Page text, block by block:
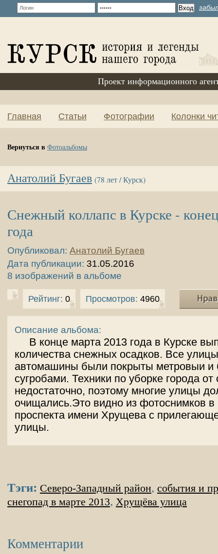
Проект информационного
Главная Статьи Фотографии Колонки
Вернуться в Фотоальбомы
Анатолий Бугаев (78 лет / Курск)
Снежный коллапс в Курске -
года
Опубликовал: Анатолий Бугаев
Дата публикации: 31.05.2016
8 изображений в альбоме
Рейтинг: 0 Просмотров: 4960
Описание альбома:
В конце марта 2013 года в Курске
количества снежных осадков. Все
автомашины были покрыты метровыи и
сугробами. Техники по уборке города
недостаточно, поэтому многие улицы
очищались.Это видно из фотоснимков в
проспекта имени Хрущева с
улицы.
Тэги: Северо-Западный район, события и
снегопад в марте 2013, Хрущёва улица
Комментарии